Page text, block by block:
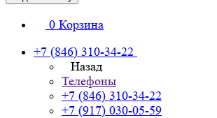
0 Корзина
+7 (846) 310-34-22
Назад
Телефоны
+7 (846) 310-34-22
+7 (917) 030-05-59